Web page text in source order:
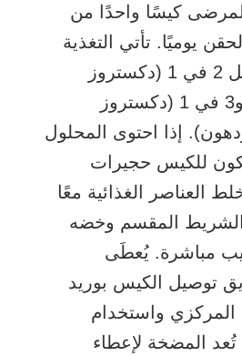
كيسًا واحدًا من
يوميًا. تأتي التغذية
بالحقن في محاليل 2 في 1 (دكستروز
وأحماض أمينية) و3 في 1 (دكستروز
إذا احتوى المحلول
للكيس حجيرات
العناصر الغذائية معًا
المقسم وخضه
مباشرة. يُعطَى
توصيل الكيس بوريد
واستخدام
المضخة لإعطاء